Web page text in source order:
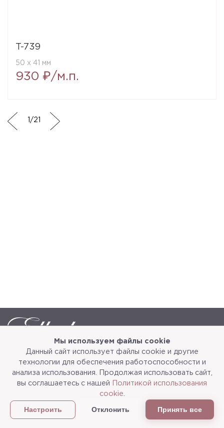
Мы используем файлы cookie
Данный сайт использует файлы cookie и другие
технологии для обеспечения работоспособности и
анализа использования. Продолжая использовать сайт,
вы соглашаетесь с нашей
Политикой использования
cookie
Настроить Отклонить Принять все
T-739
50 x 41 мм
930 ₽/м.п.
/21
Каталог О компании
3d-тур
Сотрудничество Доставка и упаковка
Политика конфиденциальности